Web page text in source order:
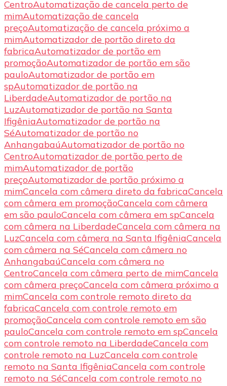
CentroAutomatização de cancela perto de
mimAutomatização de cancela
preçoAutomatização de cancela próximo a
mimAutomatizador de portão direto da
fabricaAutomatizador de portão em
promoçãoAutomatizador de portão em são
pauloAutomatizador de portão em
spAutomatizador de portão na
LiberdadeAutomatizador de portão na
LuzAutomatizador de portão na Santa
IfigêniaAutomatizador de portão na
SéAutomatizador de portão no
AnhangabaúAutomatizador de portão no
CentroAutomatizador de portão perto de
mimAutomatizador de portão
preçoAutomatizador de portão próximo a
mimCancela com câmera direto da fabricaCancela
com câmera em promoçãoCancela com câmera
em são pauloCancela com câmera em spCancela
com câmera na LiberdadeCancela com câmera na
LuzCancela com câmera na Santa IfigêniaCancela
com câmera na SéCancela com câmera no
AnhangabaúCancela com câmera no
CentroCancela com câmera perto de mimCancela
com câmera preçoCancela com câmera próximo a
mimCancela com controle remoto direto da
fabricaCancela com controle remoto em
promoçãoCancela com controle remoto em são
pauloCancela com controle remoto em spCancela
com controle remoto na LiberdadeCancela com
controle remoto na LuzCancela com controle
remoto na Santa IfigêniaCancela com controle
remoto na SéCancela com controle remoto no